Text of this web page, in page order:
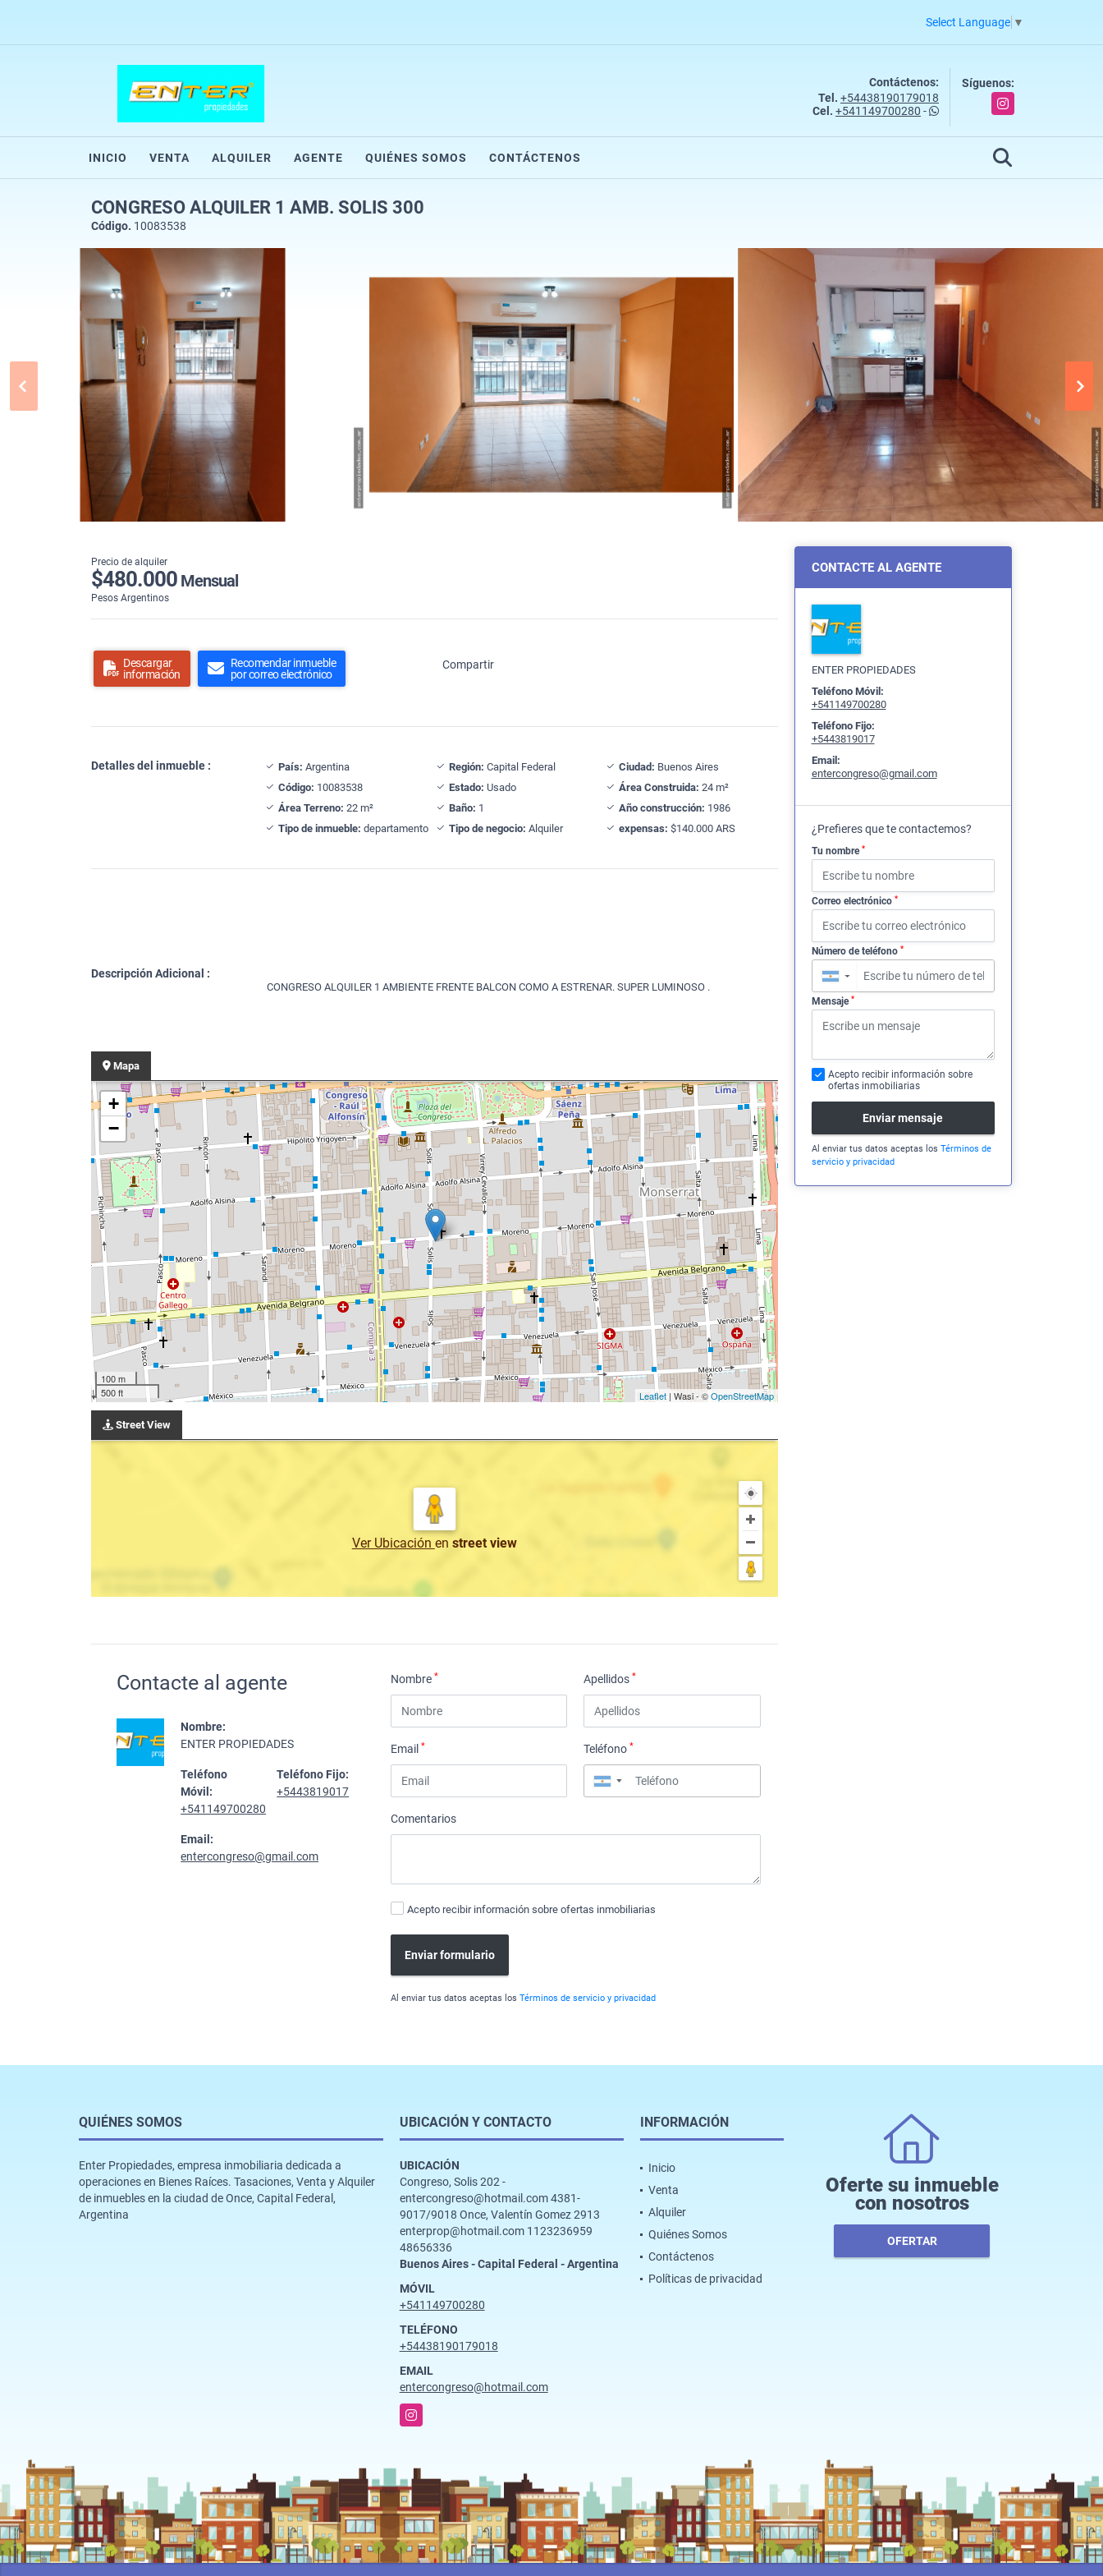
Select Language ▼
Contáctenos:
Tel. +54438190179018
Cel. +541149700280 -
Síguenos:
Instagram
INICIO VENTA ALQUILER AGENTE QUIÉNES SOMOS CONTÁCTENOS
CONGRESO ALQUILER 1 AMB. SOLIS 300
Código. 10083538
Precio de alquiler
$480.000 Mensual
Pesos Argentinos
Descargar
información
Recomendar inmueble
por correo electrónico
Compartir
Detalles del inmueble : País: Argentina Región: Capital Federal Ciudad: Buenos Aires
Código: 10083538 Estado: Usado Área Construida: 24 m²
Área Terreno: 22 m² Baño: 1 Año construcción: 1986
Tipo de inmueble: departamento Tipo de negocio: Alquiler expensas: $140.000 ARS
Descripción Adicional :
CONGRESO ALQUILER 1 AMBIENTE FRENTE BALCON COMO A ESTRENAR. SUPER LUMINOSO .
Mapa
+
−
100 m
500 ft
Leaflet| Wasi - ©OpenStreetMap
Street View
Ver Ubicación en street view
Contacte al agente
Nombre:
ENTER PROPIEDADES
Teléfono
Móvil:
+541149700280
Teléfono Fijo:
+5443819017
Email:
entercongreso@gmail.com
Nombre* Apellidos*
Email* Teléfono*
▼
Comentarios
Acepto recibir información sobre ofertas inmobiliarias
Enviar formulario
Al enviar tus datos aceptas losTérminos de servicio y privacidad
CONTACTE AL AGENTE
ENTER PROPIEDADES
Teléfono Móvil:
+541149700280
Teléfono Fijo:
+5443819017
Email:
entercongreso@gmail.com
¿Prefieres que te contactemos?
Tu nombre *
Correo electrónico *
Número de teléfono *
▼
Mensaje *
Acepto recibir información sobre
ofertas inmobiliarias
Enviar mensaje
Al enviar tus datos aceptas los Términos de
servicio y privacidad
QUIÉNES SOMOS
Enter Propiedades, empresa inmobiliaria dedicada a
operaciones en Bienes Raíces. Tasaciones, Venta y Alquiler
de inmuebles en la ciudad de Once, Capital Federal,
Argentina
UBICACIÓN Y CONTACTO
UBICACIÓN
Congreso, Solis 202 -
entercongreso@hotmail.com 4381-
9017/9018 Once, Valentín Gomez 2913
enterprop@hotmail.com 1123236959
48656336
Buenos Aires - Capital Federal - Argentina
MÓVIL
+541149700280
TELÉFONO
+54438190179018
EMAIL
entercongreso@hotmail.com
Instagram
INFORMACIÓN
Inicio
Venta
Alquiler
Quiénes Somos
Contáctenos
Políticas de privacidad
Oferte su inmueble
con nosotros
OFERTAR